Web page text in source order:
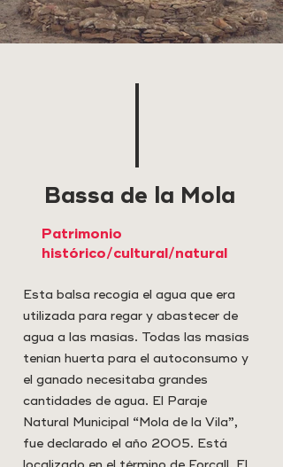
Bassa de la Mola
Patrimonio
histórico/cultural/natural
Esta balsa recogía el agua que era
utilizada para regar y abastecer de
agua a las masías. Todas las masías
tenían huerta para el autoconsumo y
el ganado necesitaba grandes
cantidades de agua. El Paraje
Natural Municipal “Mola de la Vila”,
fue declarado el año 2005. Está